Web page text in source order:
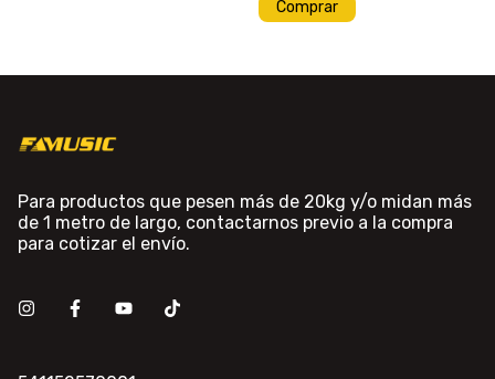
Para productos que pesen más de 20kg y/o midan más
de 1 metro de largo, contactarnos previo a la compra
para cotizar el envío.